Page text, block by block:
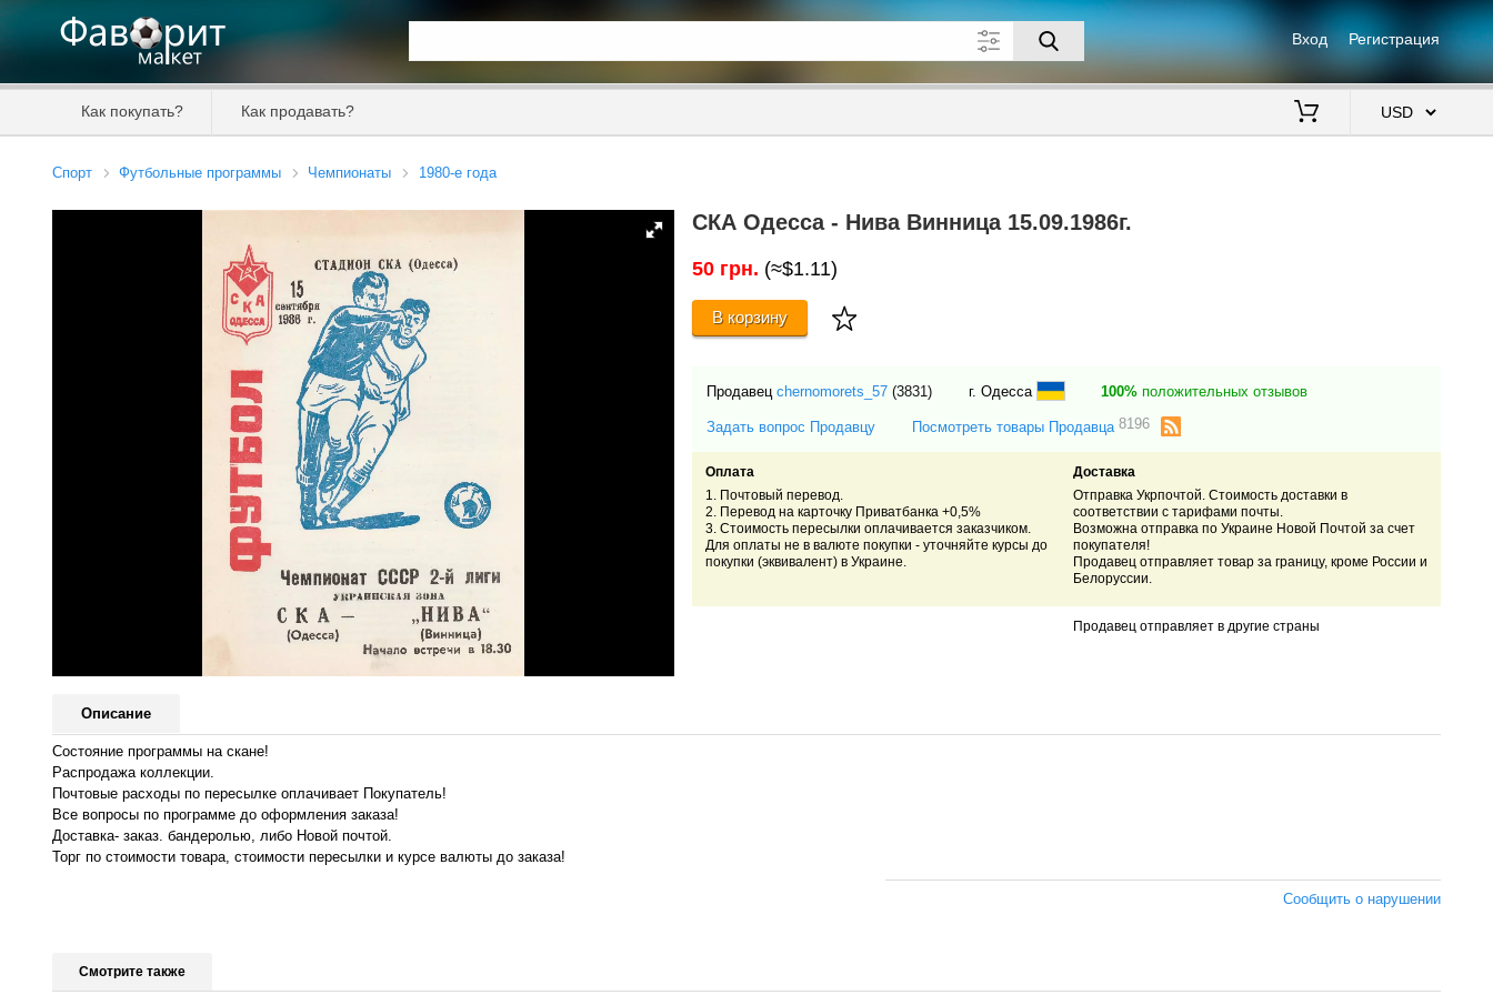
Вход Регистрация
Как покупать? Как продавать?
Спорт Футбольные программы Чемпионаты 1980-е года
СКА Одесса - Нива Винница 15.09.1986г.
50 грн. (≈$1.11)
В корзину
Продавец chernomorets_57 (3831) г. Одесса 100% положительных отзывов
Задать вопрос Продавцу Посмотреть товары Продавца 8196
Оплата
1. Почтовый перевод.
2. Перевод на карточку Приватбанка +0,5%
3. Стоимость пересылки оплачивается заказчиком.
Для оплаты не в валюте покупки - уточняйте курсы до
покупки (эквивалент) в Украине.
Доставка
Отправка Укрпочтой. Стоимость доставки в
соответствии с тарифами почты.
Возможна отправка по Украине Новой Почтой за счет
покупателя!
Продавец отправляет товар за границу, кроме России и
Белоруссии.
Продавец отправляет в другие страны
Описание
Состояние программы на скане!
Распродажа коллекции.
Почтовые расходы по пересылке оплачивает Покупатель!
Все вопросы по программе до оформления заказа!
Доставка- заказ. бандеролью, либо Новой почтой.
Торг по стоимости товара, стоимости пересылки и курсе валюты до заказа!
Сообщить о нарушении
Смотрите также